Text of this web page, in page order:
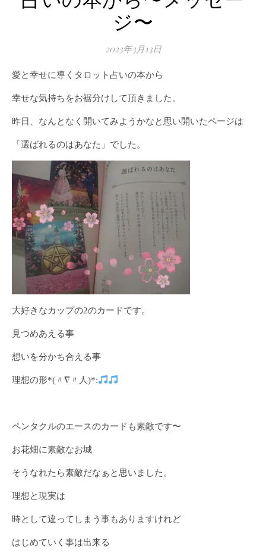
ジ〜
2023年3月13日
愛と幸せに導くタロット占いの本から
幸せな気持ちをお裾分けして頂きました。
昨日、なんとなく開いてみようかなと思い開いたページは
「選ばれるのはあなた」でした。
大好きなカップの2のカードです。
見つめあえる事
想いを分かち合える事
理想の形*(〃∇〃人)*:
ペンタクルのエースのカードも素敵です〜
お花畑に素敵なお城
そうなれたら素敵だなぁと思いました。
理想と現実は
時として違ってしまう事もありますけれど
はじめていく事は出来る